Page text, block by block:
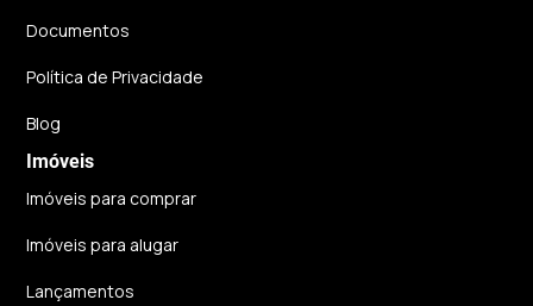
Documentos
Política de Privacidade
Blog
Imóveis
Imóveis para comprar
Imóveis para alugar
Lançamentos